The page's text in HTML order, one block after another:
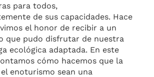
para todos,
de sus capacidades. Hace
el honor de recibir a un
que pudo disfrutar de nuestra
ecológica adaptada. En este
cómo hacemos que la
enoturismo sean una